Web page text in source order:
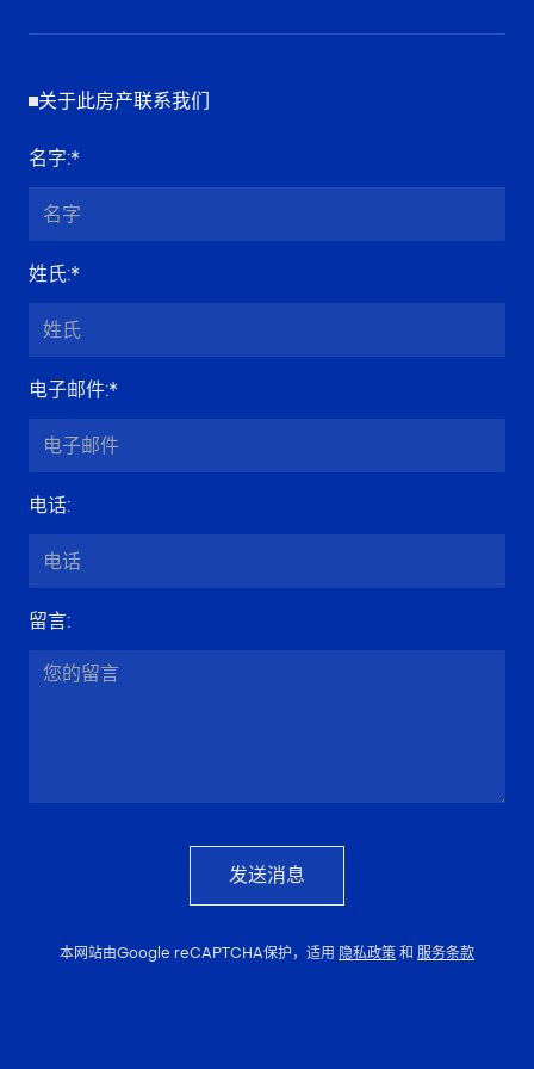
关于此房产联系我们
名字:*
姓氏:*
电子邮件:*
电话:
留言:
发送消息
本网站由Google reCAPTCHA保护，适用 隐私政策和 服务条款